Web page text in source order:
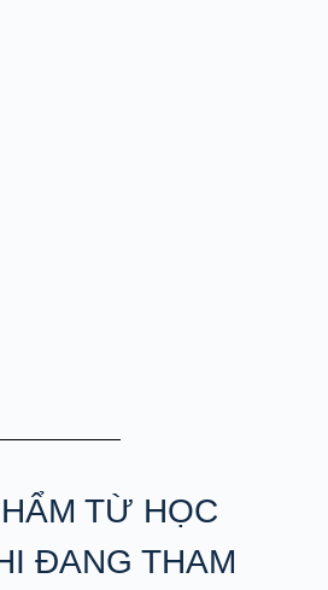
TỪ HỌC
ĐANG THAM